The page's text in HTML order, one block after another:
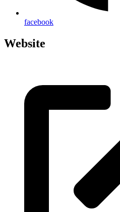
face­book
Website